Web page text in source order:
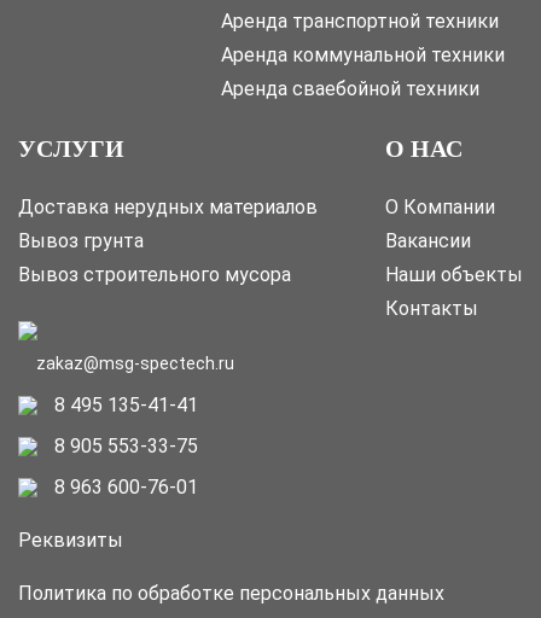
Аренда транспортной техники
Аренда коммунальной техники
Аренда сваебойной техники
УСЛУГИ
Доставка нерудных материалов
Вывоз грунта
Вывоз строительного мусора
О НАС
О Компании
Вакансии
Наши объекты
Контакты
zakaz@msg-spectech.ru
8 495 135-41-41
8 905 553-33-75
8 963 600-76-01
Реквизиты
Политика по обработке персональных данных